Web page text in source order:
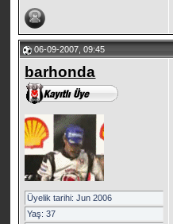
06-09-2007, 09:45
barhonda
Üyelik tarihi: Jun 2006
Yaş: 37